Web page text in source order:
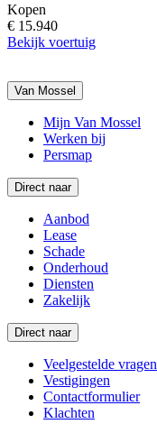
Kopen
€ 15.940
Bekijk voertuig
Van Mossel
Mijn Van Mossel
Werken bij
Persmap
Direct naar
Aanbod
Lease
Schade
Onderhoud
Diensten
Zakelijk
Direct naar
Veelgestelde vragen
Vestigingen
Contactformulier
Klachten